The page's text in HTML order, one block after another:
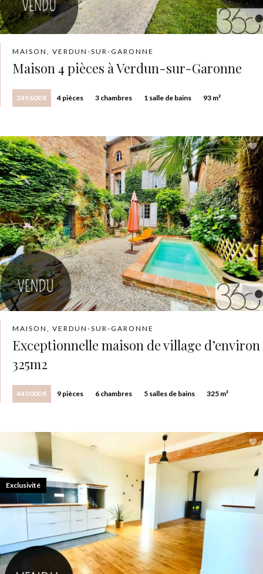
MAISON, VERDUN-SUR-GARONNE
Maison 4 pièces à Verdun-sur-Garonne
249 600 € 4 pièces 3 chambres 1 salle de bains 93 m²
MAISON, VERDUN-SUR-GARONNE
Exceptionnelle maison de village d’environ
325m2
440 000 € 9 pièces 6 chambres 5 salles de bains 325 m²
Exclusivité